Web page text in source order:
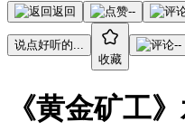
返回 --
说点好听的...
收藏
--
《黄金矿工